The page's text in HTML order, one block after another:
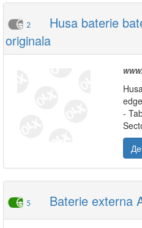
2
Husa baterie
originala
-
5 Baterie externa